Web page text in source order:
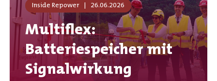
Inside Repower | 26.06.2026
Multiflex:
Batteriespeicher mit
Signalwirkung